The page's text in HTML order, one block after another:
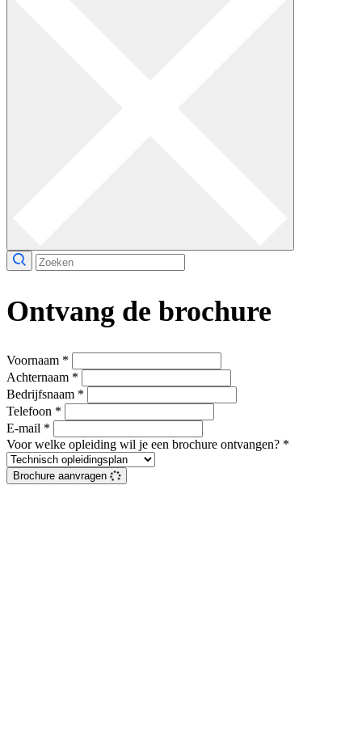
Ontvang de brochure
Voornaam *
Achternaam *
Bedrijfsnaam *
Telefoon *
E-mail *
Voor welke opleiding wil je een brochure ontvangen? *
Brochure aanvragen